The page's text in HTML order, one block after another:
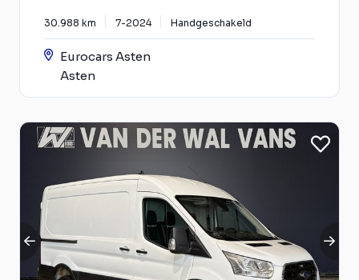
30.988 km 7-2024 Handgeschakeld
Eurocars Asten
Asten